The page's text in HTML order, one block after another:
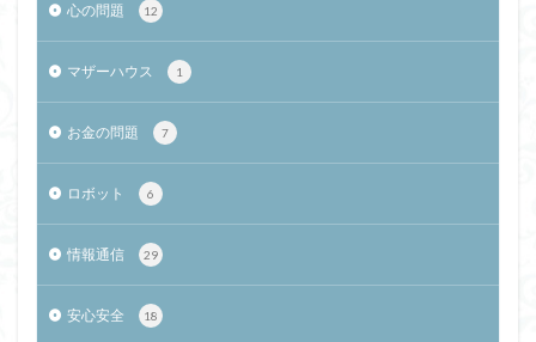
心の問題 12
マザーハウス 1
お金の問題 7
ロボット 6
情報通信 29
安心安全 18